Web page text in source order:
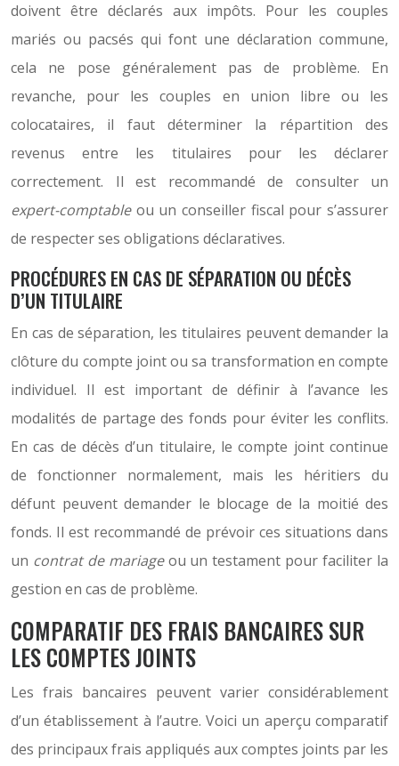
doivent être déclarés aux impôts. Pour les couples
mariés ou pacsés qui font une déclaration commune,
cela ne pose généralement pas de problème. En
revanche, pour les couples en union libre ou les
colocataires, il faut déterminer la répartition des
revenus entre les titulaires pour les déclarer
correctement. Il est recommandé de consulter un
expert-comptable ou un conseiller fiscal pour s’assurer
de respecter ses obligations déclaratives.
PROCÉDURES EN CAS DE SÉPARATION OU DÉCÈS
D’UN TITULAIRE
En cas de séparation, les titulaires peuvent demander la
clôture du compte joint ou sa transformation en compte
individuel. Il est important de définir à l’avance les
modalités de partage des fonds pour éviter les conflits.
En cas de décès d’un titulaire, le compte joint continue
de fonctionner normalement, mais les héritiers du
défunt peuvent demander le blocage de la moitié des
fonds. Il est recommandé de prévoir ces situations dans
un contrat de mariageou un testament pour faciliter la
gestion en cas de problème.
COMPARATIF DES FRAIS BANCAIRES SUR
LES COMPTES JOINTS
Les frais bancaires peuvent varier considérablement
d’un établissement à l’autre. Voici un aperçu comparatif
des principaux frais appliqués aux comptes joints par les